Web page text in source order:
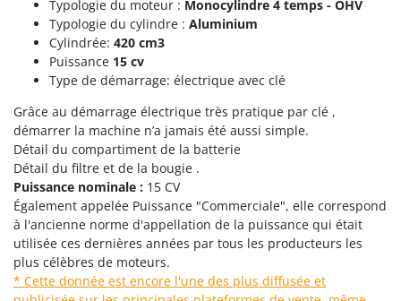
Trancheuses de sol
Transpalettes
Treuils de débardage
V
Vêtements de Sécurité
Vibroculteurs à tracteur
Lavor
Linea VZ
Lisam
Lotusgrill
M
M.A.I.BO.
Macom
Macte Ovens
Makita
MAMMAMIA
Marcato
Typologie du moteur : Monocylindre 4 temps - OHV
Typologie du cylindre : Aluminium
Cylindrée: 420 cm3
Puissance 15 cv
Type de démarrage: électrique avec clé
Grâce au démarrage électrique très pratique par clé ,
démarrer la machine n’a jamais été aussi simple.
Détail du compartiment de la batterie
Détail du filtre et de la bougie .
Puissance nominale : 15 CV
Également appelée Puissance "Commerciale", elle correspond
à l'ancienne norme d'appellation de la puissance qui était
utilisée ces dernières années par tous les producteurs les
plus célèbres de moteurs.
* Cette donnée est encore l'une des plus diffusée et